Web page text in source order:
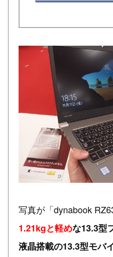
写真が「dynabook
1.21kgと軽めな13.3型
液晶搭載の13.3型モバ